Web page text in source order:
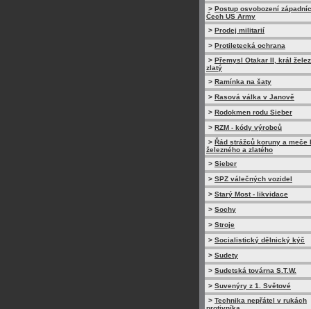
> Postup osvobození
Čech US Army
> Prodej militarií
> Protiletecká ochrana
> Přemysl Otakar II, král
zlatý
> Ramínka na šaty
> Rasová válka v Janově
> Rodokmen rodu Sieber
> RZM - kódy výrobců
> Řád strážců koruny a meče
železného a zlatého
> Sieber
> SPZ válečných vozidel
> Starý Most - likvidace
> Sochy
> Stroje
> Socialistický dělnický kýč
> Sudety
> Sudetská továrna S.T.W.
> Suvenýry z 1. Světové
> Technika nepřátel v rukách